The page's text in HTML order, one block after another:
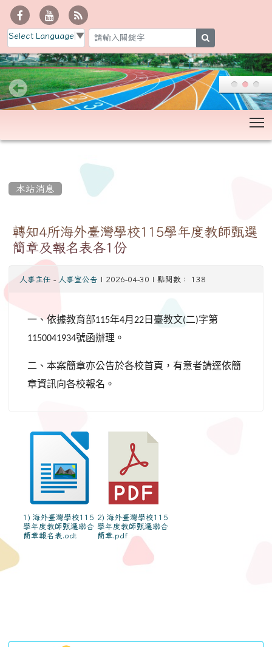
Select Language ▼
本站消息
轉知4所海外臺灣學校115學年度教師甄選
簡章及報名表各1份
人事主任 - 人事室公告 | 2026-04-30 | 點閱數： 138
一、依據教育部115年4月 22 日臺教文(二)字第
1150041934號函辦理。
二、本案簡章亦公告於各校首頁，有意者請逕依簡
章資訊向各校報名。
1) 海外臺灣學校115
學年度教師甄選聯合
簡章報名表.odt
2) 海外臺灣學校115
學年度教師甄選聯合
簡章.pdf